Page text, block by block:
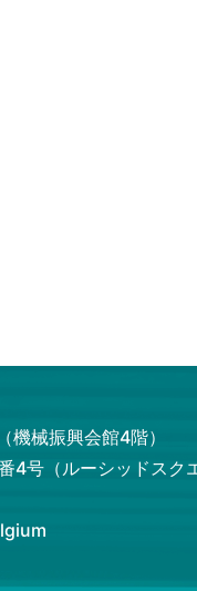
械振興会館4階）
号（ルーシッドスク